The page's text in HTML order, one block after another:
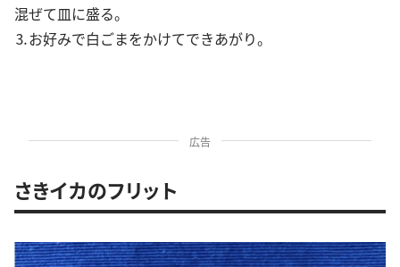
混ぜて皿に盛る。
⒊お好みで白ごまをかけてできあがり。
広告
さきイカのフリット